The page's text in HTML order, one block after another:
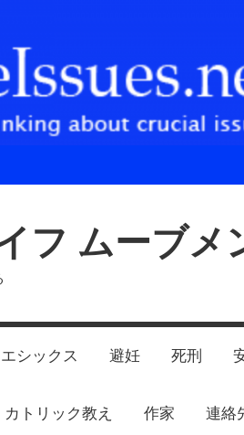
フ ムーブメ
シックス 避妊 死刑
カトリック教え 作家 連絡